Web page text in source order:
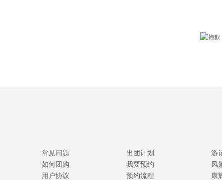
常见问题
如何团购
用户协议
出团计划
我要预约
预约流程
游
风
康